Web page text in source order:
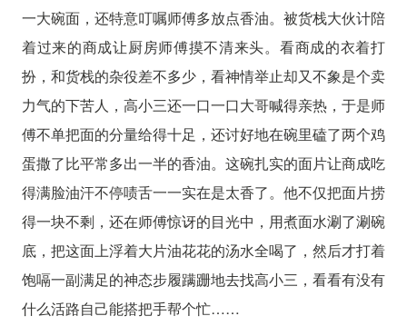
一大碗面，还特意叮嘱师傅多放点香油。被货栈大伙计陪
着过来的商成让厨房师傅摸不清来头。看商成的衣着打
扮，和货栈的杂役差不多少，看神情举止却又不象是个卖
力气的下苦人，高小三还一口一口大哥喊得亲热，于是师
傅不单把面的分量给得十足，还讨好地在碗里磕了两个鸡
蛋撒了比平常多出一半的香油。这碗扎实的面片让商成吃
得满脸油汗不停啧舌一一实在是太香了。他不仅把面片捞
得一块不剩，还在师傅惊讶的目光中，用煮面水涮了涮碗
底，把这面上浮着大片油花花的汤水全喝了，然后才打着
饱嗝一副满足的神态步履蹒跚地去找高小三，看看有没有
什么活路自己能搭把手帮个忙……